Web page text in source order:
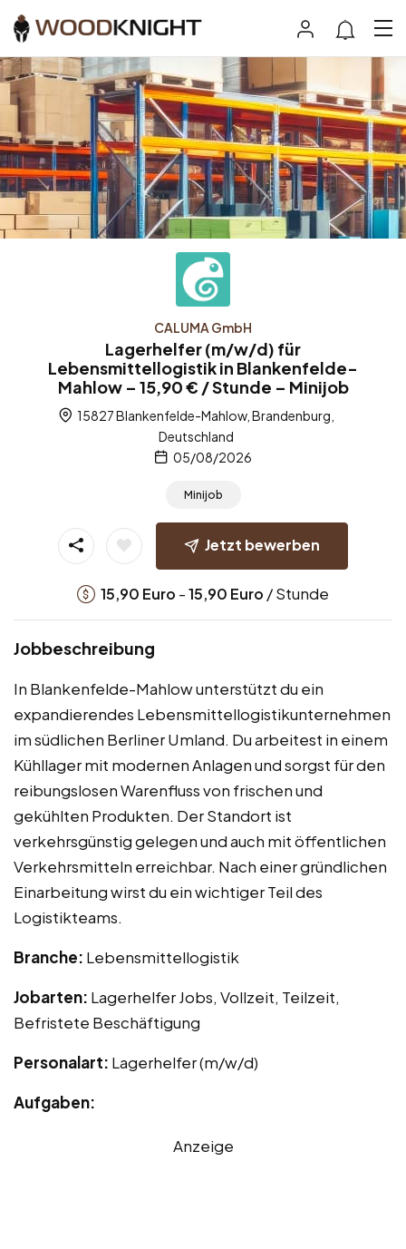
CALUMA GmbH
Lagerhelfer (m/w/d) für
Lebensmittellogistik in Blankenfelde-
Mahlow – 15,90 € / Stunde – Minijob
15827 Blankenfelde-Mahlow, Brandenburg,
Deutschland
05/08/2026
Minijob
Jetzt bewerben
15,90 Euro -15,90 Euro / Stunde
Jobbeschreibung
In Blankenfelde-Mahlow unterstützt du ein
expandierendes Lebensmittellogistikunternehmen
im südlichen Berliner Umland. Du arbeitest in einem
Kühllager mit modernen Anlagen und sorgst für den
reibungslosen Warenfluss von frischen und
gekühlten Produkten. Der Standort ist
verkehrsgünstig gelegen und auch mit öffentlichen
Verkehrsmitteln erreichbar. Nach einer gründlichen
Einarbeitung wirst du ein wichtiger Teil des
Logistikteams.
Branche: Lebensmittellogistik
Jobarten: Lagerhelfer Jobs, Vollzeit, Teilzeit,
Befristete Beschäftigung
Personalart: Lagerhelfer (m/w/d)
Aufgaben:
Anzeige